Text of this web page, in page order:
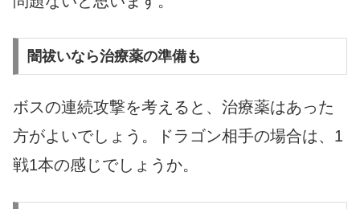
闇祓いなら治療薬の準備も
ボスの連続攻撃を考えると、治療薬はあった
方がよいでしょう。ドラゴン相手の場合は、1
戦1本の感じでしょうか。